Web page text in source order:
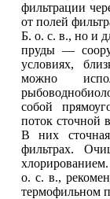
фильтрации
от полей
Б. о. с. в., но и
пруды —
условиях,
можно
собой
поток сточной
В них
фильтрах.
о. с. в.,
термофильном